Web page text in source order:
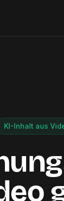
KI-Inhalt aus